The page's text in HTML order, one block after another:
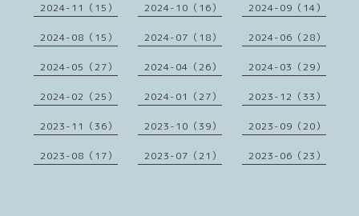
2024-11（15） 2024-10（16） 2024-09（14）
2024-08（15） 2024-07（18） 2024-06（28）
2024-05（27） 2024-04（26） 2024-03（29）
2024-02（25） 2024-01（27） 2023-12（33）
2023-11（36） 2023-10（39） 2023-09（20）
2023-08（17） 2023-07（21） 2023-06（23）